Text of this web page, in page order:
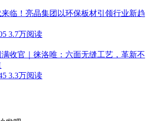
临！亮晶集团以环保板材引领行业新趋
3.7万阅读
收官｜徕洛唯：六面无缝工艺，革新不
3.3万阅读